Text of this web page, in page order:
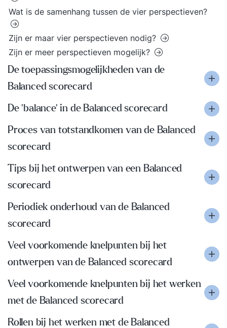
Wat is de samenhang tussen de vier perspectieven?
Zijn er maar vier perspectieven nodig?
Zijn er meer perspectieven mogelijk?
De toepassingsmogelijkheden van de
Balanced scorecard
De 'balance' in de Balanced scorecard
Proces van totstandkomen van de Balanced
scorecard
Tips bij het ontwerpen van een Balanced
scorecard
Periodiek onderhoud van de Balanced
scorecard
Veel voorkomende knelpunten bij het
ontwerpen van de Balanced scorecard
Veel voorkomende knelpunten bij het werken
met de Balanced scorecard
Rollen bij het werken met de Balanced